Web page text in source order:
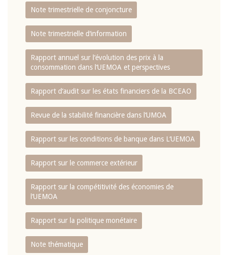
Note trimestrielle de conjoncture
Note trimestrielle d‘information
Rapport annuel sur l‘évolution des prix à la
consommation dans l‘UEMOA et perspectives
Rapport d‘audit sur les états financiers de la BCEAO
Revue de la stabilité financière dans l‘UMOA
Rapport sur les conditions de banque dans L‘UEMOA
Rapport sur le commerce extérieur
Rapport sur la compétitivité des économies de
l‘UEMOA
Rapport sur la politique monétaire
Note thématique